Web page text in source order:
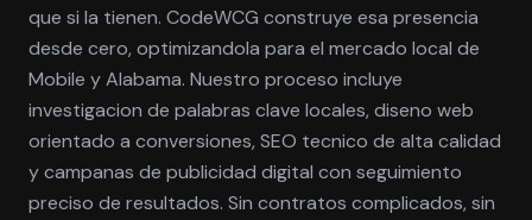
que si la tienen. CodeWCG construye esa presencia
desde cero, optimizandola para el mercado local de
Mobile y Alabama. Nuestro proceso incluye
investigacion de palabras clave locales, diseno web
orientado a conversiones, SEO tecnico de alta calidad
y campanas de publicidad digital con seguimiento
preciso de resultados. Sin contratos complicados, sin